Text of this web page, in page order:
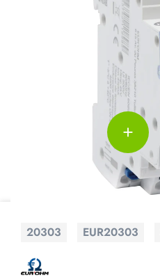
20303 EUR20303
add